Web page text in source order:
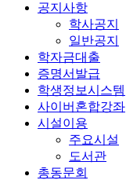
공지사항
학사공지
일반공지
학자금대출
증명서발급
학생정보시스템
사이버혼합강좌
시설이용
주요시설
도서관
총동문회